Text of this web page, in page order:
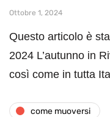
Ottobre 1, 2024
Questo articolo è
2024 L’autunno in
così come in tutta
come muoversi